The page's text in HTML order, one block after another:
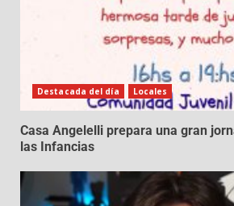
Destacada del día Locales
Casa Angelelli prepara una gran
las Infancias